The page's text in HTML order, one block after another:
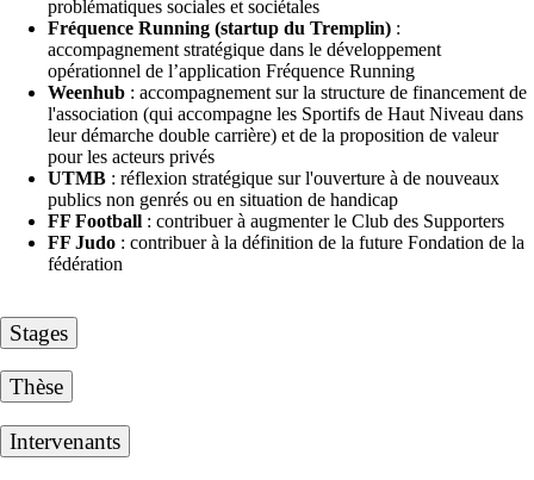
problématiques sociales et sociétales
Fréquence Running (startup du Tremplin) :
accompagnement stratégique dans le développement
opérationnel de l’application Fréquence Running
Weenhub : accompagnement sur la structure de financement de
l'association (qui accompagne les Sportifs de Haut Niveau dans
leur démarche double carrière) et de la proposition de valeur
pour les acteurs privés
UTMB : réflexion stratégique sur l'ouverture à de nouveaux
publics non genrés ou en situation de handicap
FF Football : contribuer à augmenter le Club des Supporters
FF Judo : contribuer à la définition de la future Fondation de la
fédération
Stages
Thèse
Intervenants